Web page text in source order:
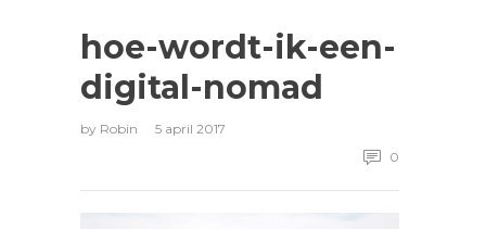
hoe-wordt-ik-een-
digital-nomad
by Robin
5 april 2017
0